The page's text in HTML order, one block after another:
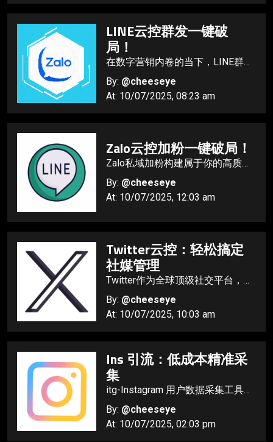
LINE云控群发一键破
局！
在数字营销内卷的当下，LINE群发
早已成为品牌触达客户、撬动转化
的核心抓手。
By: @cheeseye
At: 10/07/2025, 08:23 am
Zalo云控加粉一键破局！
Zalo私域加粉构建属于你的高质量
客户池，让每一次加粉都有价值，
轻松实现私域增长突破！
By: @cheeseye
At: 10/07/2025, 12:03 am
Twitter云控：轻松搞定
社媒管理
Twitter作为全球顶级社交平台，早
已成为企业敲开海外市场大门、提
升品牌国际影响力的核心阵地。
By: @cheeseye
At: 10/07/2025, 10:03 am
Ins 引流：低成本精准采
集
itg-Instagram 用户数据采集工具，
就是你跨境营销的必备利器！
By: @cheeseye
At: 10/07/2025, 02:03 pm